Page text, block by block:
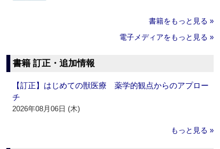
書籍をもっと見る »
電子メディアをもっと見る »
書籍 訂正・追加情報
【訂正】はじめての獣医療 薬学的観点からのアプロー
チ
2026年08月06日 (木)
もっと見る »